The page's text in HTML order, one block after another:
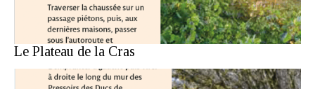
Le Plateau de la Cras